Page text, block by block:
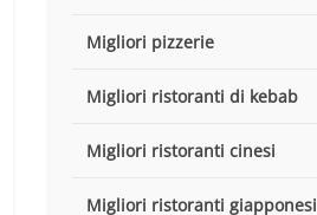
Migliori pizzerie
Migliori ristoranti di kebab
Migliori ristoranti cinesi
Migliori ristoranti giapponesi